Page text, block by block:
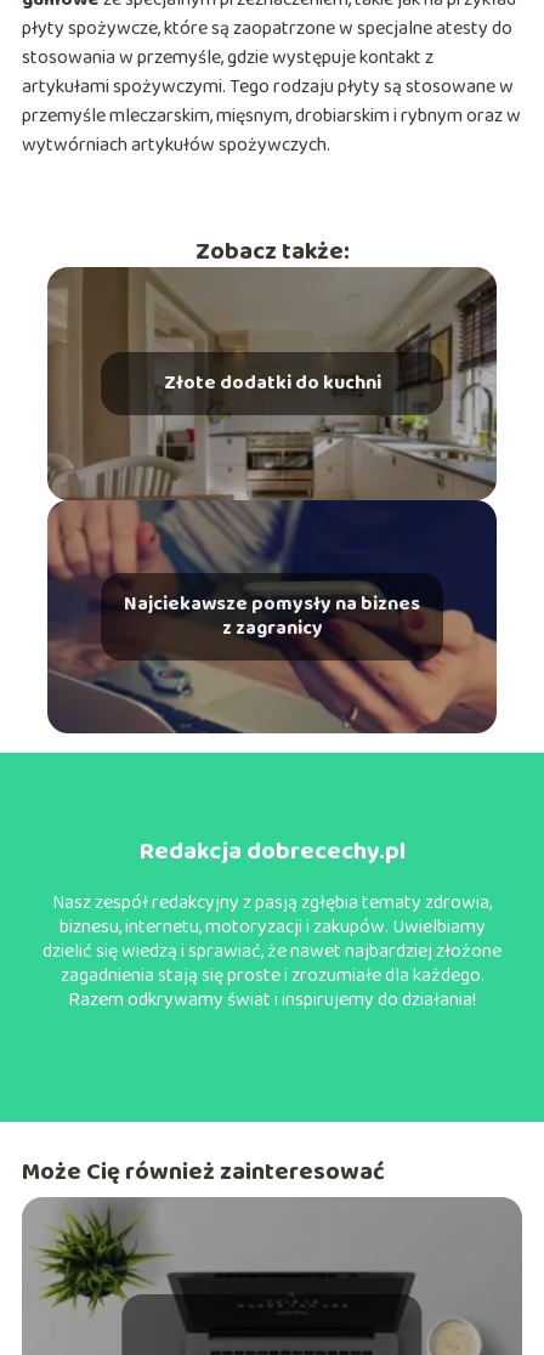
płyty spożywcze, które są zaopatrzone w specjalne atesty do
stosowania w przemyśle, gdzie występuje kontakt z
artykułami spożywczymi. Tego rodzaju płyty są stosowane w
przemyśle mleczarskim, mięsnym, drobiarskim i rybnym oraz w
wytwórniach artykułów spożywczych.
Zobacz także:
Złote dodatki do kuchni
Najciekawsze pomysły na biznes
z zagranicy
Redakcja dobrecechy.pl
Nasz zespół redakcyjny z pasją zgłębia tematy zdrowia,
biznesu, internetu, motoryzacji i zakupów. Uwielbiamy
dzielić się wiedzą i sprawiać, że nawet najbardziej złożone
zagadnienia stają się proste i zrozumiałe dla każdego.
Razem odkrywamy świat i inspirujemy do działania!
Może Cię również zainteresować